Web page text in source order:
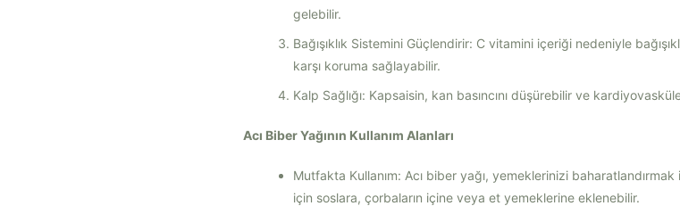
gelebilir.
Bağışıklık Sistemini Güçlendirir: C vitamini içeriği nedeniyle
karşı koruma sağlayabilir.
Kalp Sağlığı: Kapsaisin, kan basıncını düşürebilir ve
Acı Biber Yağının Kullanım Alanları
Mutfakta Kullanım: Acı biber yağı, yemeklerinizi
için soslara, çorbaların içine veya et yemeklerine eklenebilir.